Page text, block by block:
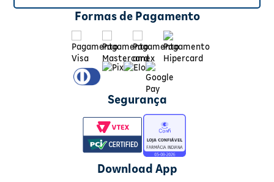
Formas de Pagamento
Segurança
Download App